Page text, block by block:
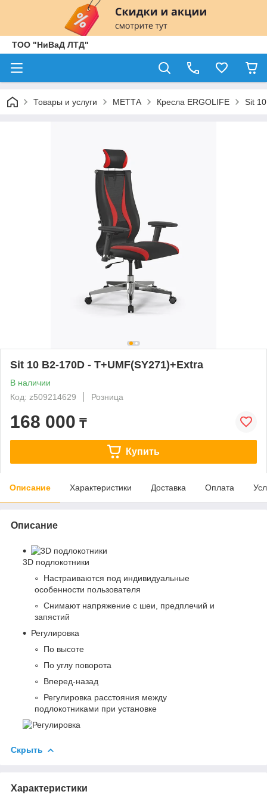
ТОО "НиВаД ЛТД"
Товары и услуги МЕТТА Кресла ERGOLIFE Sit 10
Sit 10 B2-170D - T+UMF(SY271)+Extra
В наличии
Код: z509214629
Розница
168 000 ₸
Купить
Описание Характеристики Доставка Оплата
Описание
3D подлокотники
Настраиваются под индивидуальные
особенности пользователя
Снимают напряжение с шеи, предплечий и
запястий
Регулировка
По высоте
По углу поворота
Вперед-назад
Регулировка расстояния между
подлокотниками при установке
Скрыть
Характеристики